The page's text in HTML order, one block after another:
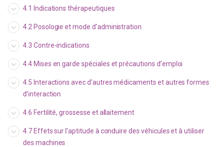
4.1 Indications thérapeutiques
4.2 Posologie et mode d’administration
4.3 Contre-indications
4.4 Mises en garde spéciales et précautions d’emploi
4.5 Interactions avec d’autres médicaments et autres formes
d’interaction
4.6 Fertilité, grossesse et allaitement
4.7 Effets sur l’aptitude à conduire des véhicules et à utiliser
des machines